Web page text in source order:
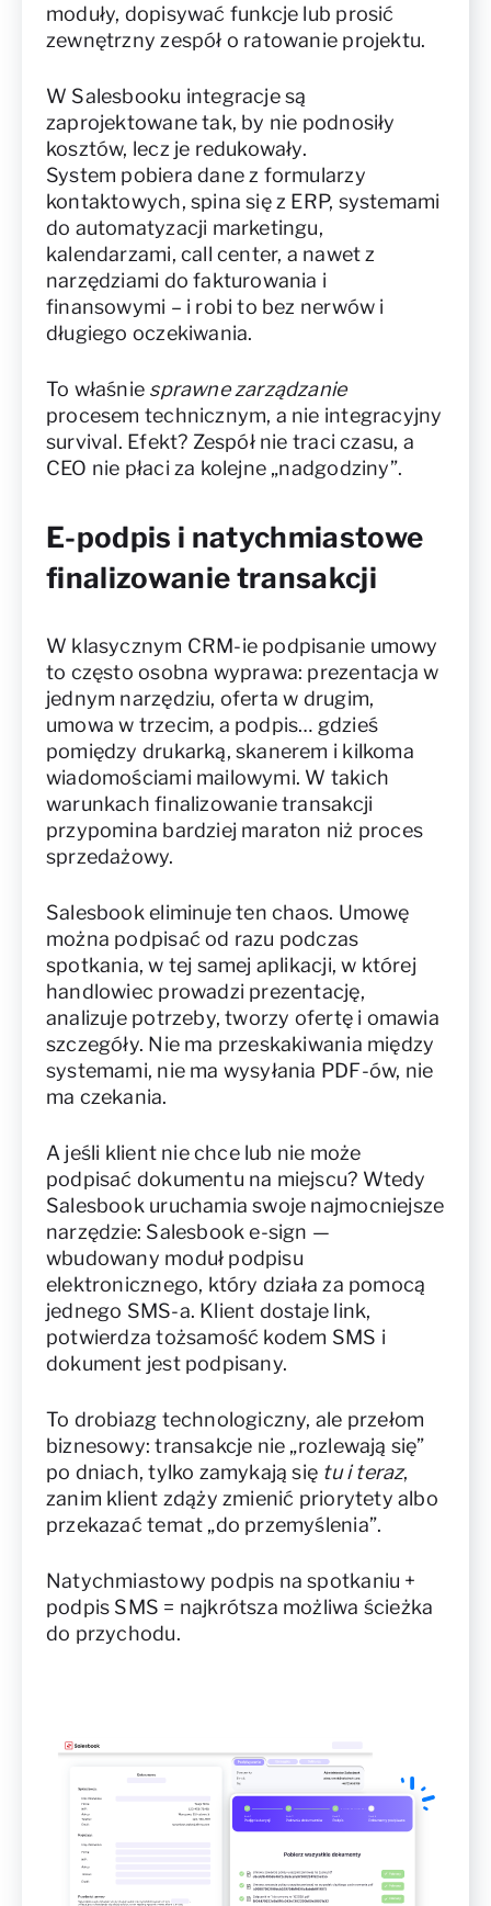
moduły, dopisywać funkcje lub prosić
zewnętrzny zespół o ratowanie projektu.
W Salesbooku integracje są
zaprojektowane tak, by nie podnosiły
kosztów, lecz je redukowały.
System pobiera dane z formularzy
kontaktowych, spina się z ERP, systemami
do automatyzacji marketingu,
kalendarzami, call center, a nawet z
narzędziami do fakturowania i
finansowymi – i robi to bez nerwów i
długiego oczekiwania.
To właśnie sprawne zarządzanie
procesem technicznym, a nie integracyjny
survival. Efekt? Zespół nie traci czasu, a
CEO nie płaci za kolejne „nadgodziny”.
E-podpis i natychmiastowe
finalizowanie transakcji
W klasycznym CRM-ie podpisanie umowy
to często osobna wyprawa: prezentacja w
jednym narzędziu, oferta w drugim,
umowa w trzecim, a podpis… gdzieś
pomiędzy drukarką, skanerem i kilkoma
wiadomościami mailowymi. W takich
warunkach finalizowanie transakcji
przypomina bardziej maraton niż proces
sprzedażowy.
Salesbook eliminuje ten chaos. Umowę
można podpisać od razu podczas
spotkania, w tej samej aplikacji, w której
handlowiec prowadzi prezentację,
analizuje potrzeby, tworzy ofertę i omawia
szczegóły. Nie ma przeskakiwania między
systemami, nie ma wysyłania PDF-ów, nie
ma czekania.
A jeśli klient nie chce lub nie może
podpisać dokumentu na miejscu? Wtedy
Salesbook uruchamia swoje najmocniejsze
narzędzie: Salesbook e-sign —
wbudowany moduł podpisu
elektronicznego, który działa za pomocą
jednego SMS-a. Klient dostaje link,
potwierdza tożsamość kodem SMS i
dokument jest podpisany.
To drobiazg technologiczny, ale przełom
biznesowy: transakcje nie „rozlewają się”
po dniach, tylko zamykają się tu i teraz,
zanim klient zdąży zmienić priorytety albo
przekazać temat „do przemyślenia”.
Natychmiastowy podpis na spotkaniu +
podpis SMS = najkrótsza możliwa ścieżka
do przychodu.